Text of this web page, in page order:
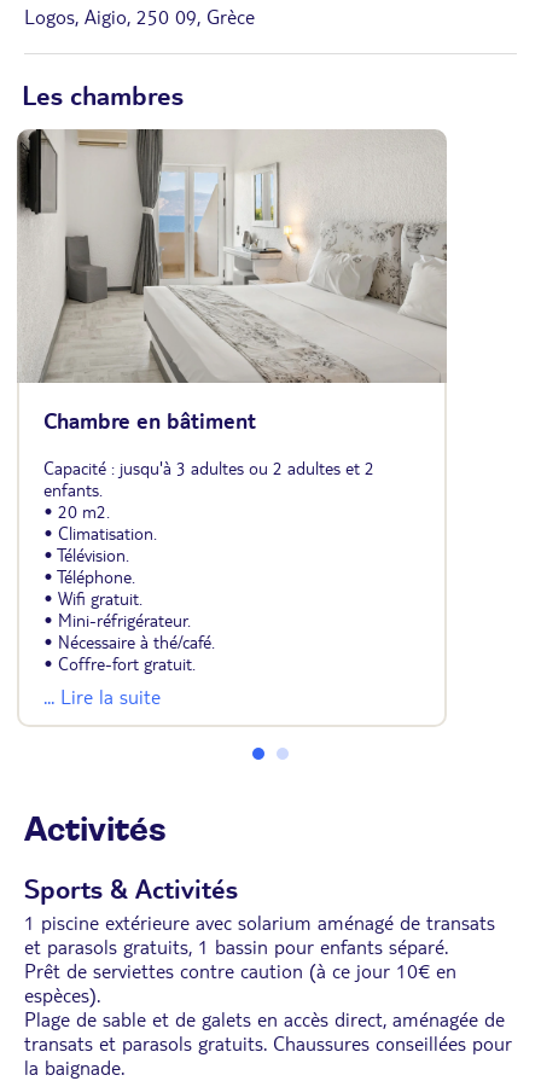
Logos, Aigio, 250 09, Grèce
Les chambres
Chambre en bâtiment
Capacité : jusqu'à 3 adultes ou 2 adultes et 2
enfants.
• 20 m2.
• Climatisation.
• Télévision.
• Téléphone.
• Wifi gratuit.
• Mini-réfrigérateur.
• Nécessaire à thé/café.
• Coffre-fort gratuit.
• 1 lit double ou 2 lits simples et un lit ou un lit
d'appoint pour une 3ème personne, ou 2 lits
superposés pour 2 enfants.
• Salle de bains avec douche ou baignoire.
... Lire la suite
Activités
Sports & Activités
1 piscine extérieure avec solarium aménagé de transats
et parasols gratuits, 1 bassin pour enfants séparé.
Prêt de serviettes contre caution (à ce jour 10€ en
espèces).
Plage de sable et de galets en accès direct, aménagée de
transats et parasols gratuits. Chaussures conseillées pour
la baignade.